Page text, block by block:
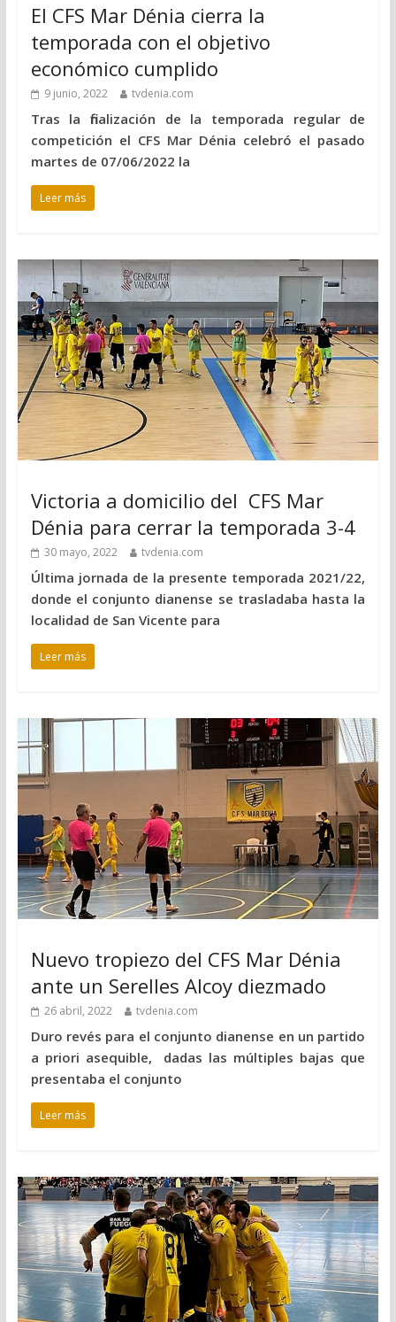
El CFS Mar Dénia cierra la
temporada con el objetivo
económico cumplido
9 junio, 2022 tvdenia.com
Tras la finalización de la temporada regular de
competición el CFS Mar Dénia celebró el pasado
martes de 07/06/2022 la
Leer más
Victoria a domicilio del CFS Mar
Dénia para cerrar la temporada 3-4
30 mayo, 2022 tvdenia.com
Última jornada de la presente temporada 2021/22,
donde el conjunto dianense se trasladaba hasta la
localidad de San Vicente para
Leer más
Nuevo tropiezo del CFS Mar Dénia
ante un Serelles Alcoy diezmado
26 abril, 2022 tvdenia.com
Duro revés para el conjunto dianense en un partido
a priori asequible, dadas las múltiples bajas que
presentaba el conjunto
Leer más